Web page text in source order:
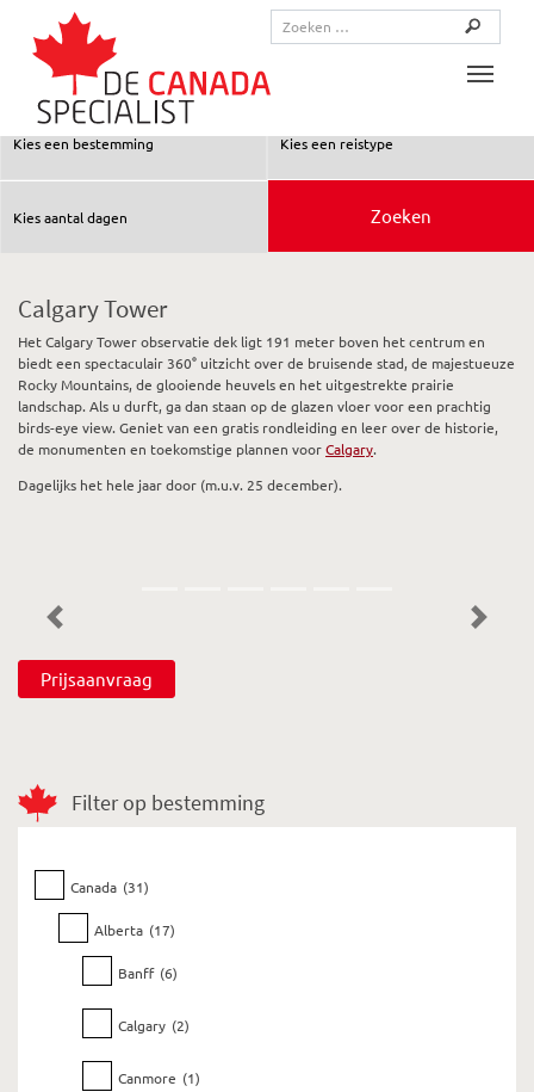
Filter op bestemming
Canada (31)
Alberta (17)
Banff (6)
Calgary (2)
Canmore (1)
Calgary Tower
Het Calgary Tower observatie dek ligt 191 meter boven het centrum en
biedt een spectaculair 360° uitzicht over de bruisende stad, de majestueuze
Rocky Mountains, de glooiende heuvels en het uitgestrekte prairie
landschap. Als u durft, ga dan staan op de glazen vloer voor een prachtig
birds-eye view. Geniet van een gratis rondleiding en leer over de historie,
de monumenten en toekomstige plannen voorCalgary.
Dagelijks het hele jaar door (m.u.v. 25 december).
Previous Next
Prijsaanvraag